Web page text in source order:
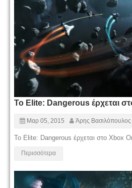
Το Elite: Dangerous έρχεται
Μαρ 05, 2015 Άρης Βασιλόπουλος
Το Elite: Dangerous έρχεται στο Xbox
Περισσότερα